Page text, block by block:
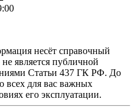
несёт справочный
является публичной
Статьи 437 ГК РФ. До
всех для вас важных
его эксплуатации.